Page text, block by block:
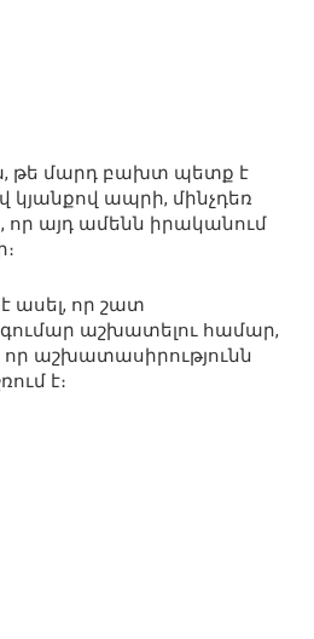
թե մարդ բախտ պետք է
կյանքով ապրի, մինչդեռ
որ այդ ամենն իրականում
ասել, որ շատ
աշխատելու համար,
որ աշխատասիրությունն
է։